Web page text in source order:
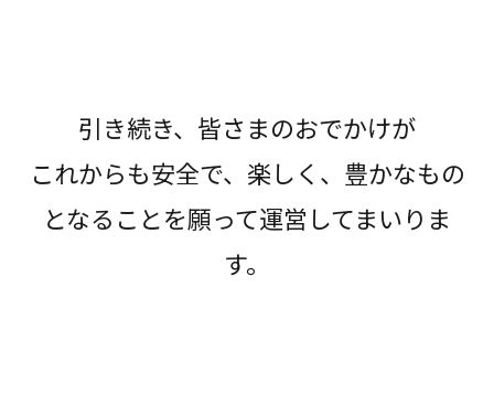
引き続き、皆さまのおでかけが
これからも安全で、楽しく、豊かなもの
となることを願って運営してまいりま
す。